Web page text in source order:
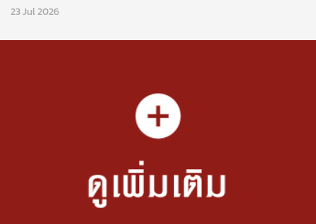
23 Jul 2026